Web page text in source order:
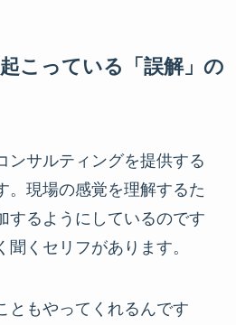
こっている「誤解」の
ンサルティングを提供する
。現場の感覚を理解するた
するようにしているのです
くセリフがあります。
ともやってくれるんです